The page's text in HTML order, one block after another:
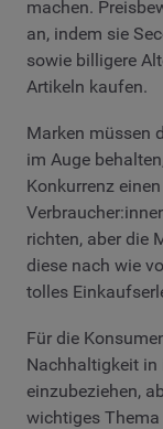
machen.
an, indem sie
sowie billigere
Artikeln kaufen.
Marken müssen
im Auge
Konkurrenz
richten, aber die
diese nach wie
tolles
Für die
Nachhaltigkeit in
einzubeziehen,
wichtiges